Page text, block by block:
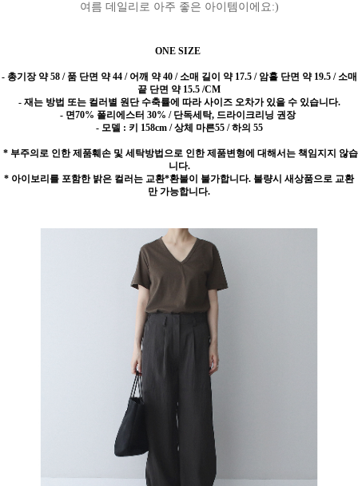
여름 데일리로 아주 좋은 아이템이에요:)
ONE SIZE
- 총기장 약 58 / 품 단면 약 44 / 어깨 약 40 / 소매 길이 약 17.5 / 암홀 단면 약 19.5 / 소매
끝 단면 약 15.5 /CM
- 재는 방법 또는 컬러별 원단 수축률에 따라 사이즈 오차가 있을 수 있습니다.
- 면70% 폴리에스터 30% / 단독세탁, 드라이크리닝 권장
- 모델 : 키 158cm / 상체 마른55 / 하의 55
* 부주의로 인한 제품훼손 및 세탁방법으로 인한 제품변형에 대해서는 책임지지 않습
니다.
* 아이보리를 포함한 밝은 컬러는 교환*환불이 불가합니다. 불량시 새상품으로 교환
만 가능합니다.